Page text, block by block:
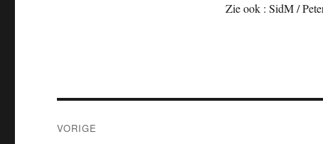
Zie ook : SidM /
VORIGE